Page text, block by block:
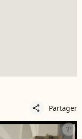
share Partager